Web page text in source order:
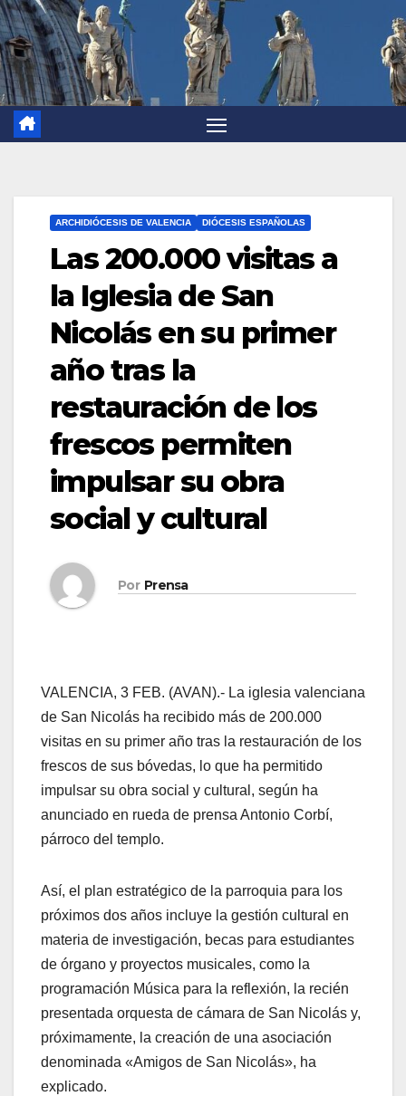
ARCHIDIÓCESIS DE VALENCIA DIÓCESIS ESPAÑOLAS
Las 200.000 visitas a
la Iglesia de San
Nicolás en su primer
año tras la
restauración de los
frescos permiten
impulsar su obra
social y cultural
Por Prensa
VALENCIA, 3 FEB. (AVAN).- La iglesia valenciana
de San Nicolás ha recibido más de 200.000
visitas en su primer año tras la restauración de los
frescos de sus bóvedas, lo que ha permitido
impulsar su obra social y cultural, según ha
anunciado en rueda de prensa Antonio Corbí,
párroco del templo.
Así, el plan estratégico de la parroquia para los
próximos dos años incluye la gestión cultural en
materia de investigación, becas para estudiantes
de órgano y proyectos musicales, como la
programación Música para la reflexión, la recién
presentada orquesta de cámara de San Nicolás y,
próximamente, la creación de una asociación
denominada «Amigos de San Nicolás», ha
explicado.